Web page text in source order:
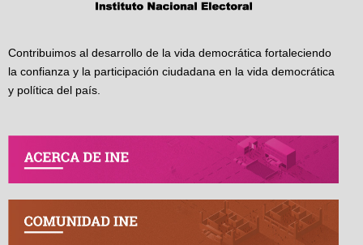
Contribuimos al desarrollo de la vida democrática fortaleciendo
la confianza y la participación ciudadana en la vida democrática
y política del país.